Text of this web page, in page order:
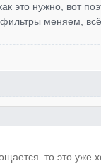
это нужно, вот
меняем,
то это уже